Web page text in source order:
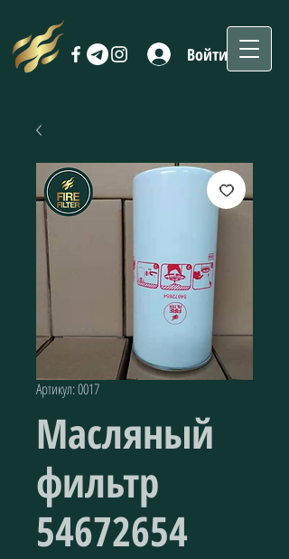
Войти
Артикул: 0017
Масляный
фильтр
54672654